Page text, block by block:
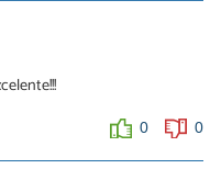
0 0